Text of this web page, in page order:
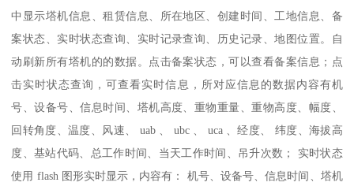
中显示塔机信息、租赁信息、所在地区、创建时间、工地信息、备
案状态、实时状态查询、实时记录查询、历史记录、地图位置。自
动刷新所有塔机的的数据。点击备案状态，可以查看备案信息；点
击实时状态查询，可查看实时信息，所对应信息的数据内容有机
号、设备号、信息时间、塔机高度、重物重量、重物高度、幅度、
回转角度、温度、风速、 uab 、 ubc 、 uca 、经度、 纬度、海拔高
度、基站代码、总工作时间、当天工作时间、吊升次数； 实时状态
使用 flash 图形实时显示，内容有： 机号、设备号、信息时间、塔机